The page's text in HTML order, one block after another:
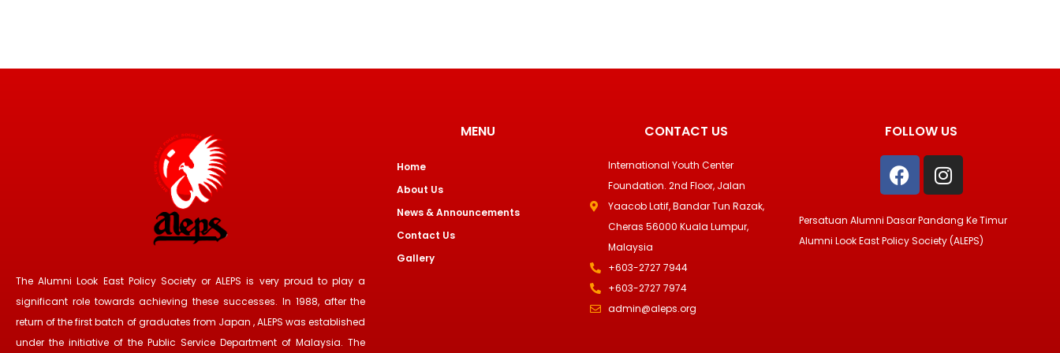
The Alumni Look East Policy Society or ALEPS is very proud to play a
significant role towards achieving these successes. In 1988, after the
return of the first batch of graduates from Japan , ALEPS was established
under the initiative of the Public Service Department of Malaysia. The
MENU
Home
About Us
News & Announcements
Contact Us
Gallery
CONTACT US
International Youth Center
Foundation. 2nd Floor, Jalan
Yaacob Latif, Bandar Tun Razak,
Cheras 56000 Kuala Lumpur,
Malaysia
+603-2727 7944
+603-2727 7974
admin@aleps.org
FOLLOW US
F
a
c
e
b
I
n
s
t
a
Persatuan Alumni Dasar Pandang Ke Timur
Alumni Look East Policy Society (ALEPS)